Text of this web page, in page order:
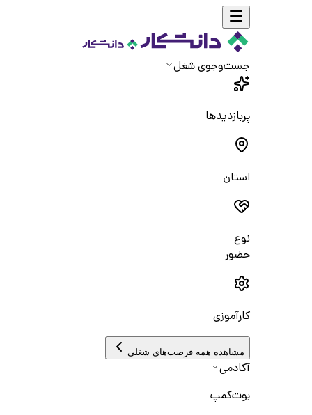
جست‌و‌جوی شغل
پربازدیدها
استان
نوع
حضور
کارآموزی
مشاهده همه فرصت‌های شغلی
آکادمی
بوت‌کمپ